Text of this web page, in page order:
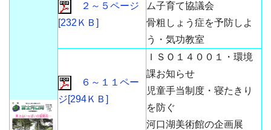
２～５ページ
[232ＫＢ]
ム子育て協議会
骨粗しょう症を予防しよ
う・気功教室
６～１１ペー
ジ[294ＫＢ]
ＩＳＯ１４００１・環境
課お知らせ
児童手当制度・寝たきり
を防ぐ
河口湖美術館の企画展